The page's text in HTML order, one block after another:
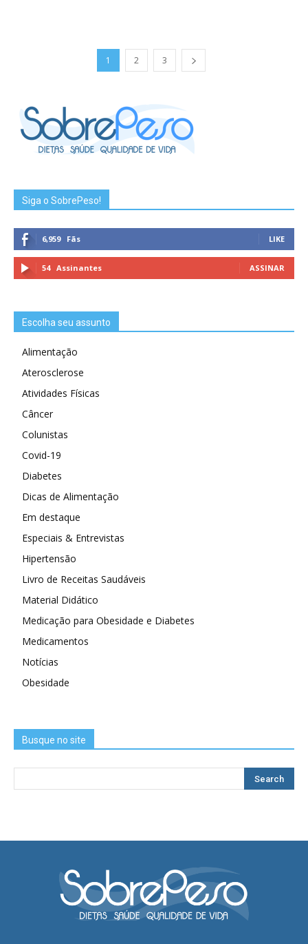
1 2 3
Siga o SobrePeso!
6,959 Fãs LIKE
54 Assinantes ASSINAR
Escolha seu assunto
Alimentação
Aterosclerose
Atividades Físicas
Câncer
Colunistas
Covid-19
Diabetes
Dicas de Alimentação
Em destaque
Especiais & Entrevistas
Hipertensão
Livro de Receitas Saudáveis
Material Didático
Medicação para Obesidade e Diabetes
Medicamentos
Notícias
Obesidade
Busque no site